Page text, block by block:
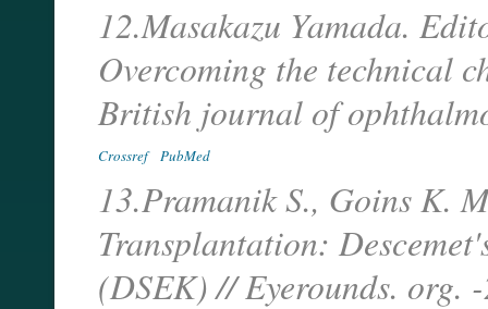
12.Masakazu Yamada.
Overcoming the technical
British journal of
Crossref PubMed
13.Pramanik S., Goins K.
Transplantation:
(DSEK) // Eyerounds. org.